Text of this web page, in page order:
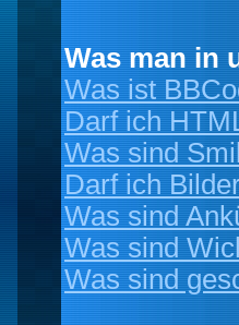
Was man in
Was ist
Darf ich
Was sind
Darf ich
Was sind
Was sind
Was sind